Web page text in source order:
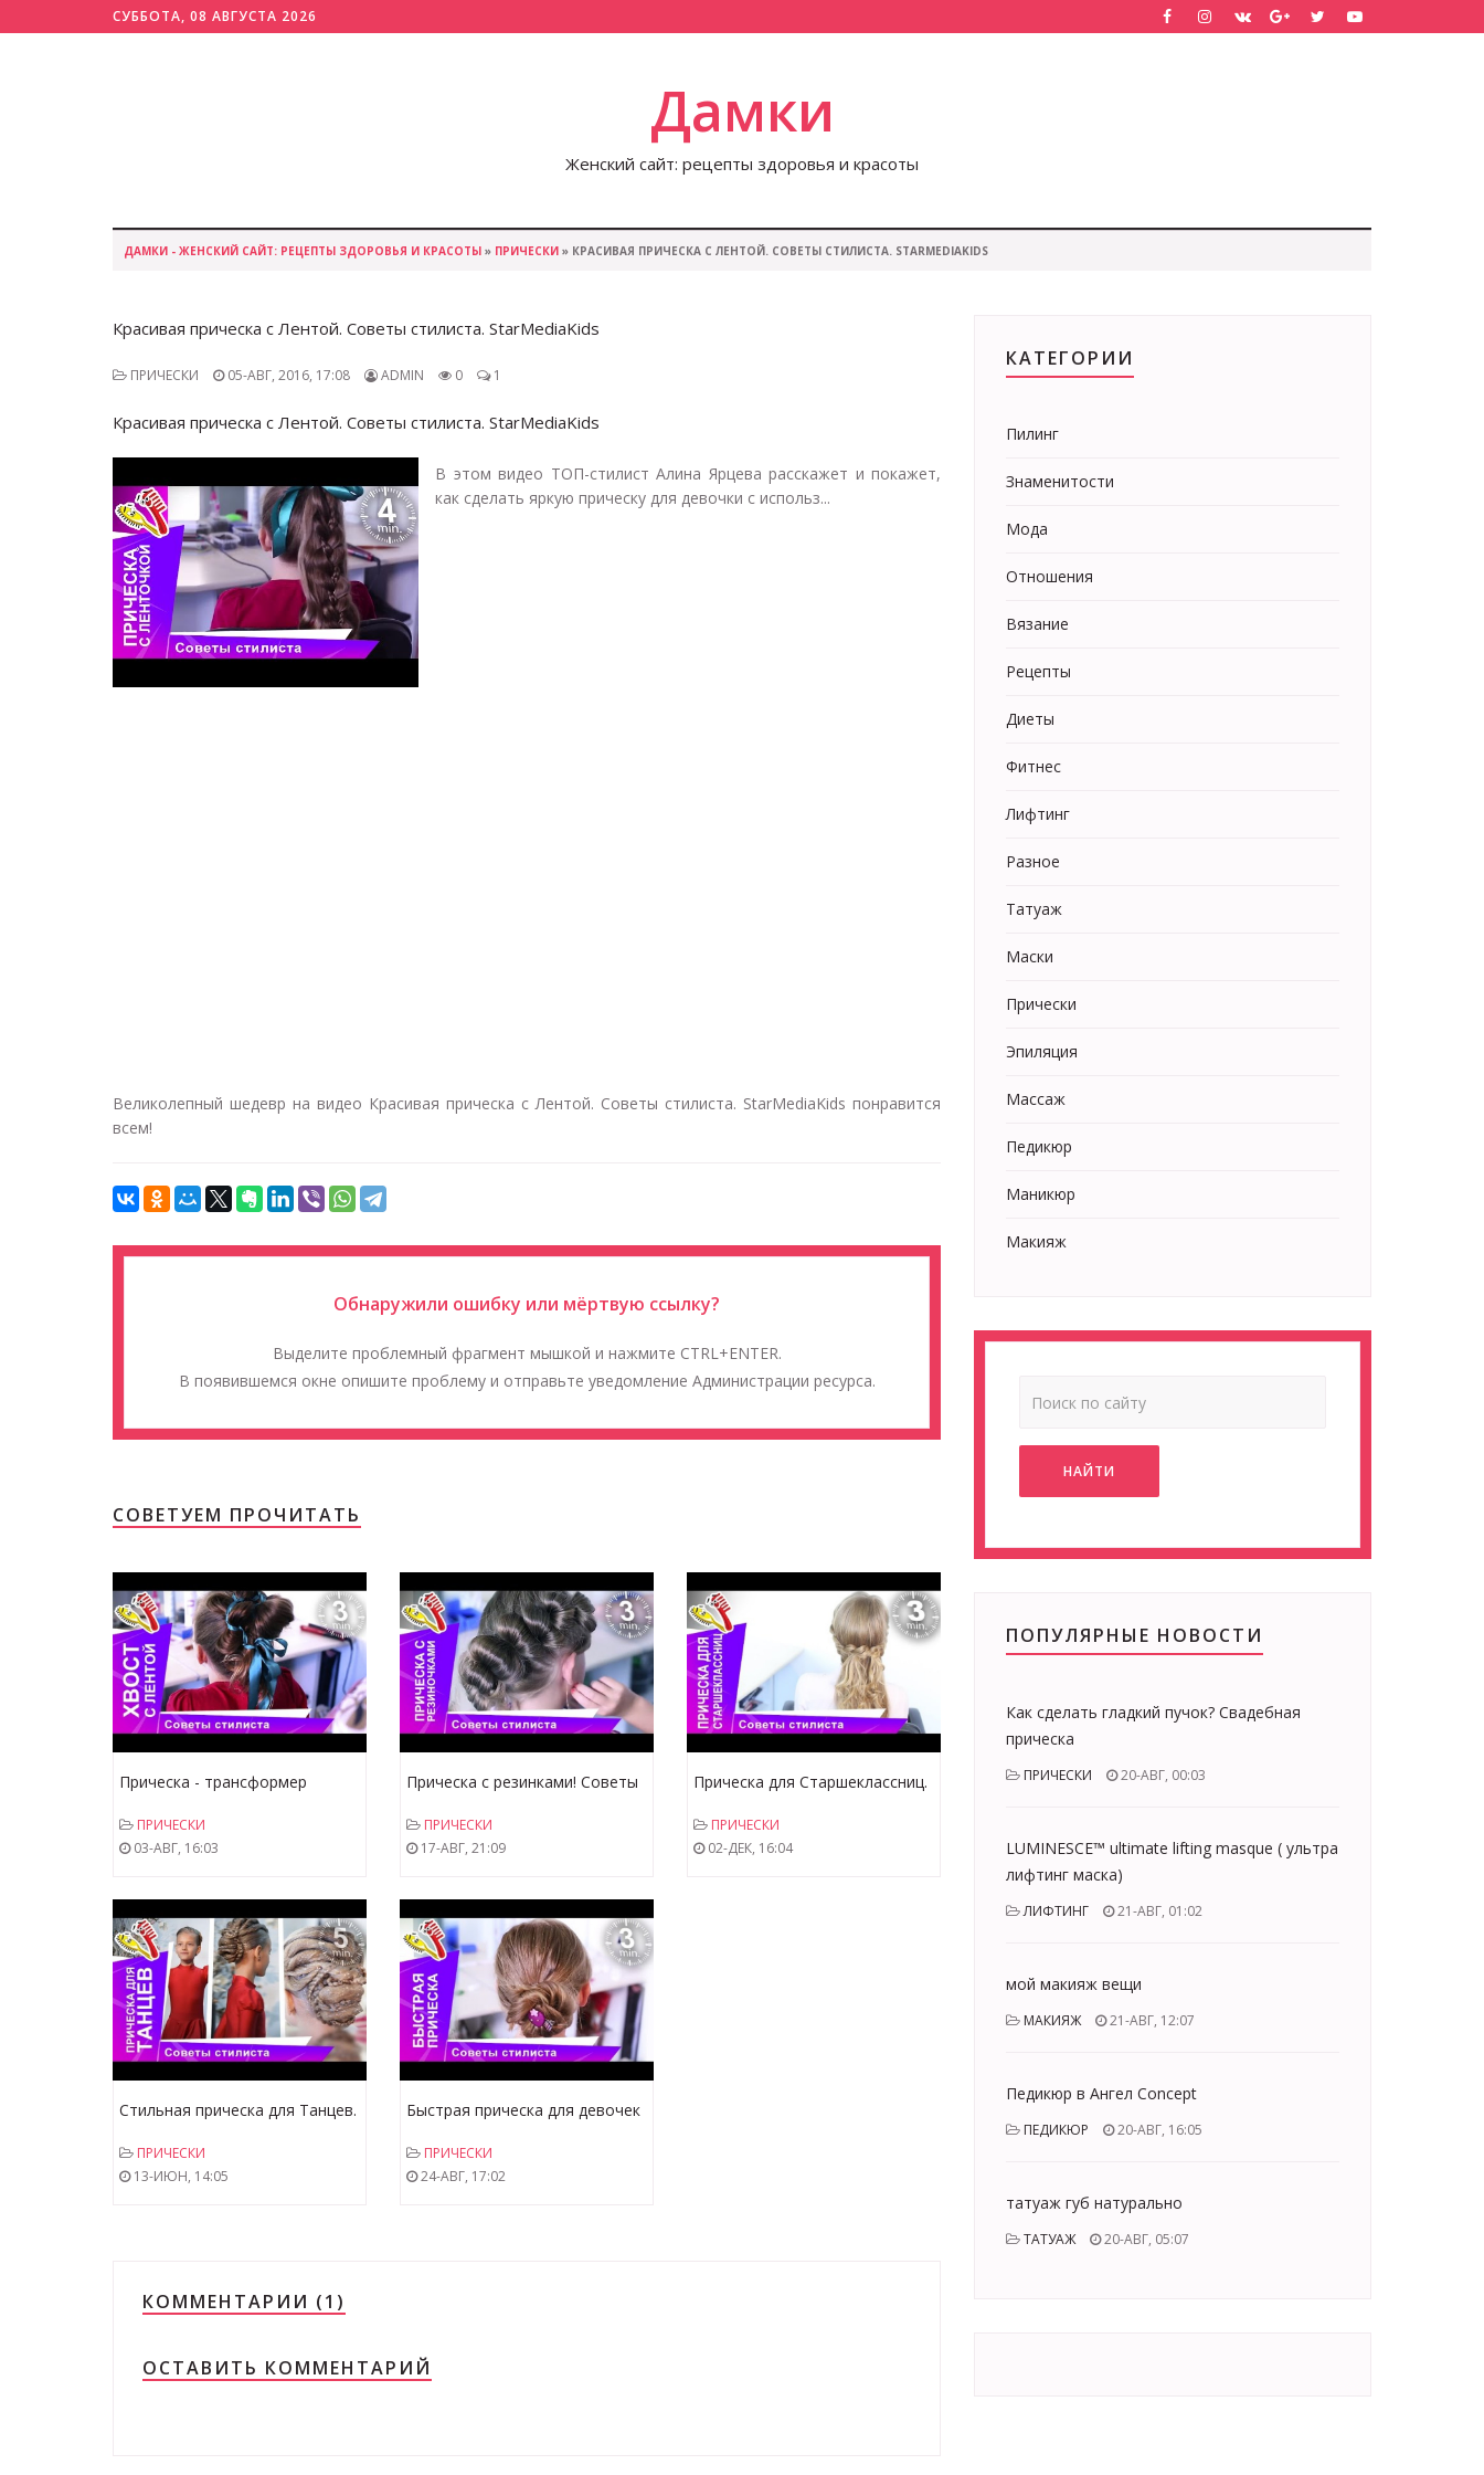
СУББОТА, 08 АВГУСТА 2026
Дамки
Женский сайт: рецепты здоровья и красоты
ДАМКИ - ЖЕНСКИЙ САЙТ: РЕЦЕПТЫ ЗДОРОВЬЯ И КРАСОТЫ » ПРИЧЕСКИ » КРАСИВАЯ ПРИЧЕСКА С ЛЕНТОЙ. СОВЕТЫ СТИЛИСТА. STARMEDIAKIDS
Красивая прическа с Лентой. Советы стилиста. StarMediaKids
ПРИЧЕСКИ 05-АВГ, 2016, 17:08 ADMIN 0 1
Красивая прическа с Лентой. Советы стилиста. StarMediaKids
В этом видео ТОП-стилист Алина Ярцева расскажет и покажет,
как сделать яркую прическу для девочки с использ...
Великолепный шедевр на видео Красивая прическа с Лентой. Советы стилиста. StarMediaKids понравится
всем!
Обнаружили ошибку или мёртвую ссылку?
Выделите проблемный фрагмент мышкой и нажмите CTRL+ENTER.
В появившемся окне опишите проблему и отправьте уведомление Администрации ресурса.
СОВЕТУЕМ ПРОЧИТАТЬ
Прическа - трансформер
стилиста. StarMediaKids
ПРИЧЕСКИ
03-АВГ, 16:03
Прическа с резинками! Советы
ПРИЧЕСКИ
17-АВГ, 21:09
Прическа для Старшеклассниц.
ПРИЧЕСКИ
02-ДЕК, 16:04
Стильная прическа для Танцев.
стилиста. StarMediaKids
ПРИЧЕСКИ
13-ИЮН, 14:05
Быстрая прическа для девочек
StarMediaKids
ПРИЧЕСКИ
24-АВГ, 17:02
КОММЕНТАРИИ (1)
ОСТАВИТЬ КОММЕНТАРИЙ
КАТЕГОРИИ
Пилинг
Знаменитости
Мода
Отношения
Вязание
Рецепты
Диеты
Фитнес
Лифтинг
Разное
Татуаж
Маски
Прически
Эпиляция
Массаж
Педикюр
Маникюр
Макияж
НАЙТИ
ПОПУЛЯРНЫЕ НОВОСТИ
Как сделать гладкий пучок? Свадебная
прическа
ПРИЧЕСКИ 20-АВГ, 00:03
LUMINESCE™ ultimate lifting masque ( ультра
лифтинг маска)
ЛИФТИНГ 21-АВГ, 01:02
мой макияж вещи
МАКИЯЖ 21-АВГ, 12:07
Педикюр в Ангел Concept
ПЕДИКЮР 20-АВГ, 16:05
татуаж губ натурально
ТАТУАЖ 20-АВГ, 05:07